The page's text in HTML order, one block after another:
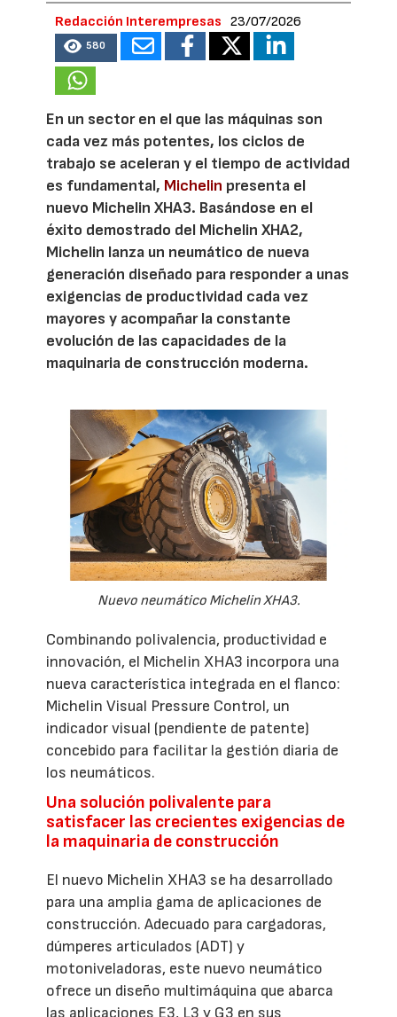
Redacción Interempresas 23/07/2026
580
En un sector en el que las máquinas son
cada vez más potentes, los ciclos de
trabajo se aceleran y el tiempo de actividad
es fundamental, Michelin presenta el
nuevo Michelin XHA3. Basándose en el
éxito demostrado del Michelin XHA2,
Michelin lanza un neumático de nueva
generación diseñado para responder a unas
exigencias de productividad cada vez
mayores y acompañar la constante
evolución de las capacidades de la
maquinaria de construcción moderna.
Nuevo neumático Michelin XHA3.
Combinando polivalencia, productividad e
innovación, el Michelin XHA3 incorpora una
nueva característica integrada en el flanco:
Michelin Visual Pressure Control, un
indicador visual (pendiente de patente)
concebido para facilitar la gestión diaria de
los neumáticos.
Una solución polivalente para
satisfacer las crecientes exigencias de
la maquinaria de construcción
El nuevo Michelin XHA3 se ha desarrollado
para una amplia gama de aplicaciones de
construcción. Adecuado para cargadoras,
dúmperes articulados (ADT) y
motoniveladoras, este nuevo neumático
ofrece un diseño multimáquina que abarca
las aplicaciones E3, L3 y G3 en sus